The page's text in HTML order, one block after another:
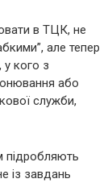
в TЦК, не
але тепер
у кого з
або
служби,
підробляють
із завдань